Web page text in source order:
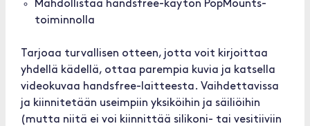
Mahdollistaa handsfree-käytön PopMounts-
toiminnolla
Tarjoaa turvallisen otteen, jotta voit kirjoittaa
yhdellä kädellä, ottaa parempia kuvia ja katsella
videokuvaa handsfree-laitteesta. Vaihdettavissa
ja kiinnitetään useimpiin yksiköihin ja säiliöihin
(mutta niitä ei voi kiinnittää silikoni- tai vesitiiviin